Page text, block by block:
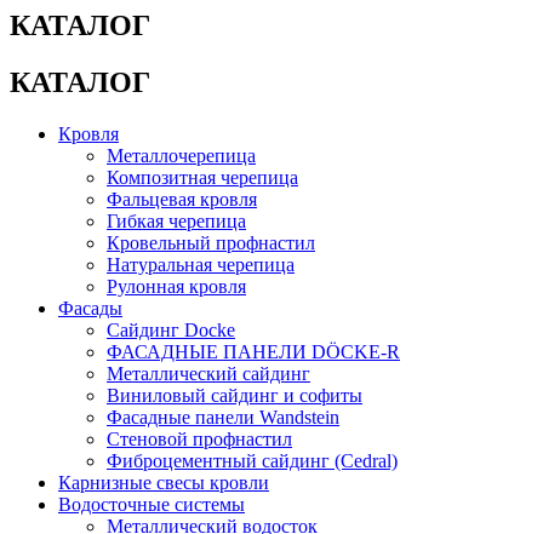
КАТАЛОГ
КАТАЛОГ
Кровля
Металлочерепица
Композитная черепица
Фальцевая кровля
Гибкая черепица
Кровельный профнастил
Натуральная черепица
Рулонная кровля
Фасады
Сайдинг Docke
ФАСАДНЫЕ ПАНЕЛИ DÖCKE-R
Металлический сайдинг
Виниловый сайдинг и софиты
Фасадные панели Wandstein
Стеновой профнастил
Фиброцементный сайдинг (Cedral)
Карнизные свесы кровли
Водосточные системы
Металлический водосток